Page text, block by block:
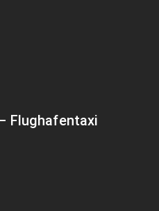
Flughafentaxi